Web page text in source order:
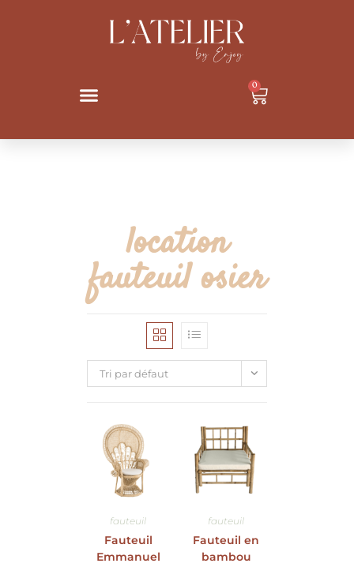
0
location
fauteuil osier
Tri par défaut
fauteuil
Fauteuil
Emmanuel
fauteuil
Fauteuil en
bambou